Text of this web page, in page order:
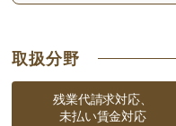
取扱分野
残業代請求対応、
未払い賃金対応